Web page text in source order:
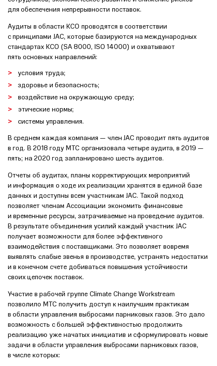
для обеспечения непрерывности поставок.
Аудиты в области КСО проводятся в соответствии
с принципами JAC, которые базируются на международных
стандартах КСО (SA 8000, ISO 14000) и охватывают
пять основных направлений:
условия труда;
здоровье и безопасность;
воздействие на окружающую среду;
этические нормы;
системы управления.
В среднем каждая компания — член JAC проводит пять аудитов
в год. В 2018 году МТС организовала четыре аудита, в 2019 —
пять; на 2020 год запланировано шесть аудитов.
Отчеты об аудитах, планы корректирующих мероприятий
и информация о ходе их реализации хранятся в единой базе
данных и доступны всем участникам JAC. Такой подход
позволяет членам Ассоциации экономить финансовые
и временные ресурсы, затрачиваемые на проведение аудитов.
В результате объединения усилий каждый участник JAC
получает возможности для более эффективного
взаимодействия с поставщиками. Это позволяет вовремя
выявлять слабые звенья в производстве, устранять недостатки
и в конечном счете добиваться повышения устойчивости
своих цепочек поставок.
Участие в рабочей группе Climate Change Workstream
позволило МТС получить доступ к наилучшим практикам
в области управления выбросами парниковых газов. Это дало
возможность с большей эффективностью продолжить
реализацию уже начатых инициатив и сформулировать новые
задачи в области управления выбросами парниковых газов,
в числе которых: